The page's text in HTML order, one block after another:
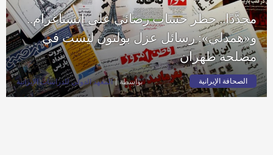
مجدَّدًا.. حظر حساب رضائي على إنستاغرام..
و«همدلي»: رسائل عزل بولتون ليست في
مصلحة طهران
الصحافة الإيرانية بواسطة المعهد الدولي للدراسات الإيرانية